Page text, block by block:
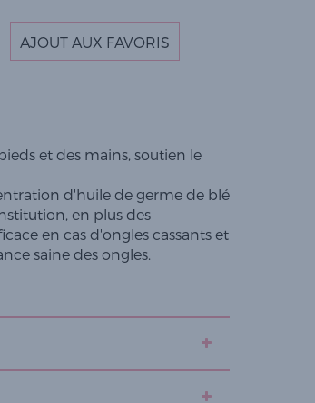
AJOUT AUX FAVORIS
et des mains, soutien le
d'huile de germe de blé
en plus des
en cas d'ongles cassants et
saine des ongles.